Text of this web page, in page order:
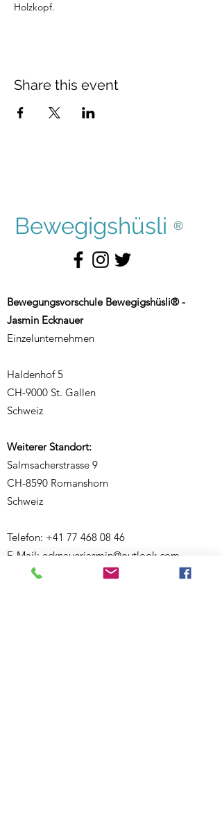
Holzkopf.
Share this event
Bewegigshüsli ®
Bewegungsvorschule Bewegigshüsli® -
Jasmin Ecknauer
Einzelunternehmen
Haldenhof 5
CH-9000 St. Gallen
Schweiz
Weiterer Standort:
Salmsacherstrasse 9
CH-8590 Romanshorn
Schweiz
Telefon: +41 77 468 08 46
E-Mail: ecknauerjasmin@outlook.com
Website:
www.bewegigshuesli.ch